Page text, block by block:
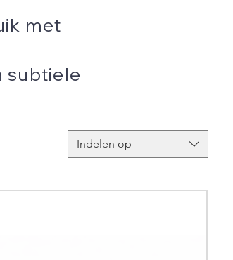
met
subtiele
Indelen op